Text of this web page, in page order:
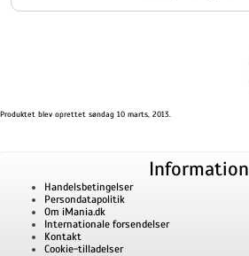
Produktet blev oprettet søndag 10 marts, 2013.
Information
Handelsbetingelser
Persondatapolitik
Om iMania.dk
Internationale forsendelser
Kontakt
Cookie-tilladelser